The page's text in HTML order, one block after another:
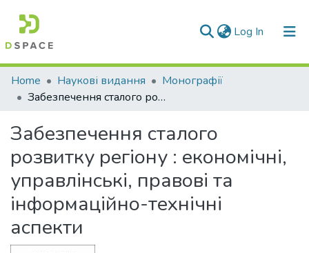
Log In (current)
Communities & Collections
All of DSpace
Statistics
Home Наукові видання
Монографії
Забезпечення сталого розвитку регіону : економічні, управлінські, правові та інформаційно-технічні аспекти
Забезпечення сталого
розвитку регіону : економічні,
управлінські, правові та
інформаційно-технічні
аспекти